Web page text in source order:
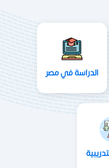
الدراسة في مصر